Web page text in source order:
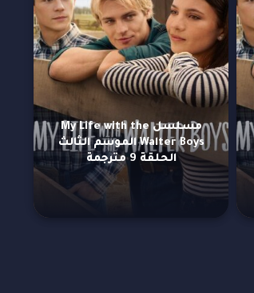
مسلسل My Life with the
Walter Boys الموسم الثالث
الحلقة 9 مترجمة